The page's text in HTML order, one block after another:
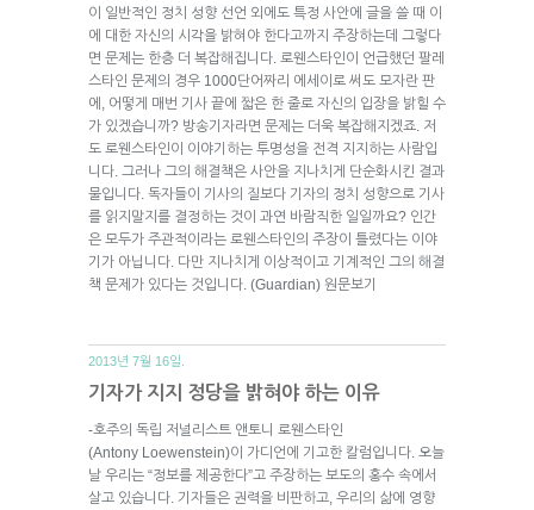
이 일반적인 정치 성향 선언 외에도 특정 사안에 글을 쓸 때 이
에 대한 자신의 시각을 밝혀야 한다고까지 주장하는데 그렇다
면 문제는 한층 더 복잡해집니다. 로웬스타인이 언급했던 팔레
스타인 문제의 경우 1000단어짜리 에세이로 써도 모자란 판
에, 어떻게 매번 기사 끝에 짧은 한 줄로 자신의 입장을 밝힐 수
가 있겠습니까? 방송기자라면 문제는 더욱 복잡해지겠죠. 저
도 로웬스타인이 이야기하는 투명성을 전격 지지하는 사람입
니다. 그러나 그의 해결책은 사안을 지나치게 단순화시킨 결과
물입니다. 독자들이 기사의 질보다 기자의 정치 성향으로 기사
를 읽지말지를 결정하는 것이 과연 바람직한 일일까요? 인간
은 모두가 주관적이라는 로웬스타인의 주장이 틀렸다는 이야
기가 아닙니다. 다만 지나치게 이상적이고 기계적인 그의 해결
책 문제가 있다는 것입니다. (Guardian) 원문보기
2013년 7월 16일.
기자가 지지 정당을 밝혀야 하는 이유
-호주의 독립 저널리스트 앤토니 로웬스타인
(Antony Loewenstein)이 가디언에 기고한 칼럼입니다. 오늘
날 우리는 “정보를 제공한다”고 주장하는 보도의 홍수 속에서
살고 있습니다. 기자들은 권력을 비판하고, 우리의 삶에 영향